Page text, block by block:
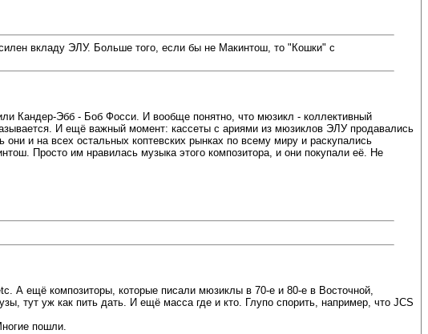
вкладу ЭЛУ. Больше того, если бы не Макинтош, то "Кошки" с
Кандер-Эбб - Боб Фосси. И вообще понятно, что мюзикл - коллективный
И ещё важный момент: кассеты с ариями из мюзиклов ЭЛУ продавались
и на всех остальных коптевских рынках по всему миру и раскупались
Просто им нравилась музыка этого композитора, и они покупали её. Не
А ещё композиторы, которые писали мюзиклы в 70-е и 80-е в Восточной,
тут уж как пить дать. И ещё масса где и кто. Глупо спорить, например, что JCS
пошли.